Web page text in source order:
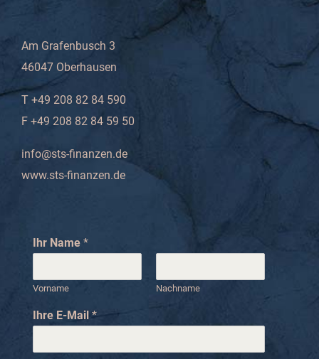
Am Grafenbusch 3
46047 Oberhausen
T +49 208 82 84 590
F +49 208 82 84 59 50
info@sts-finanzen.de
www.sts-finanzen.de
Ihr Name *
Vorname Nachname
E
-
a
Ihre E-Mail *